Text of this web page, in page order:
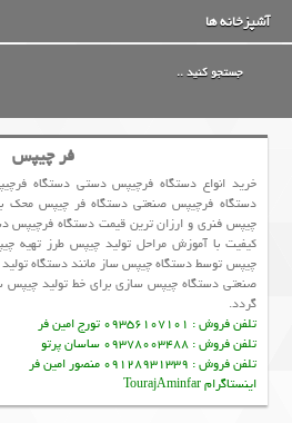
آشپزخانه ها
فر چیپس
خرید انواع دستگاه فرچیپس دستی دستگاه
دستگاه فرچیپس صنعتی دستگاه فر چیپس محک
چیپس فنری و ارزان ترین قیمت دستگاه فرچیپس
کیفیت با آموزش مراحل تولید چیپس طرز
چیپس توسط دستگاه چیپس ساز مانند دستگاه
صنعتی دستگاه چیپس سازی برای خط تولید چیپس
گردد.
تلفن فروش : 09356107101 تورج امین فر
تلفن فروش : 09378003488 ساسان پرتو
تلفن فروش : 09128931339 منصور امین فر
اینستاگرام TourajAminfar